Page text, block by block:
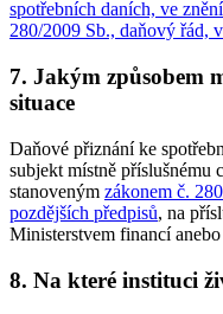
spotřebních daních, ve
280/2009 Sb., daňový řád,
7. Jakým způsobem
situace
Daňové přiznání ke
subjekt místně příslušnému
stanoveným zákonem č.
pozdějších předpisů, na
Ministerstvem financí
8. Na které instituci